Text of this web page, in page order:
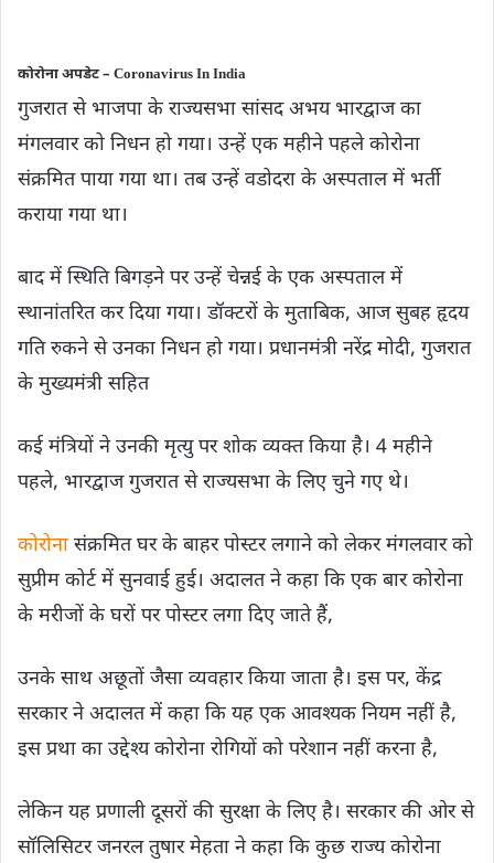
कोरोना अपडेट – Coronavirus In India
गुजरात से भाजपा के राज्यसभा सांसद अभय भारद्वाज का
मंगलवार को निधन हो गया। उन्हें एक महीने पहले कोरोना
संक्रमित पाया गया था। तब उन्हें वडोदरा के अस्पताल में भर्ती
कराया गया था।
बाद में स्थिति बिगड़ने पर उन्हें चेन्नई के एक अस्पताल में
स्थानांतरित कर दिया गया। डॉक्टरों के मुताबिक, आज सुबह हृदय
गति रुकने से उनका निधन हो गया। प्रधानमंत्री नरेंद्र मोदी, गुजरात
के मुख्यमंत्री सहित
कई मंत्रियों ने उनकी मृत्यु पर शोक व्यक्त किया है। 4 महीने
पहले, भारद्वाज गुजरात से राज्यसभा के लिए चुने गए थे।
कोरोना संक्रमित घर के बाहर पोस्टर लगाने को लेकर मंगलवार को
सुप्रीम कोर्ट में सुनवाई हुई। अदालत ने कहा कि एक बार कोरोना
के मरीजों के घरों पर पोस्टर लगा दिए जाते हैं,
उनके साथ अछूतों जैसा व्यवहार किया जाता है। इस पर, केंद्र
सरकार ने अदालत में कहा कि यह एक आवश्यक नियम नहीं है,
इस प्रथा का उद्देश्य कोरोना रोगियों को परेशान नहीं करना है,
लेकिन यह प्रणाली दूसरों की सुरक्षा के लिए है। सरकार की ओर से
सॉलिसिटर जनरल तुषार मेहता ने कहा कि कुछ राज्य कोरोना